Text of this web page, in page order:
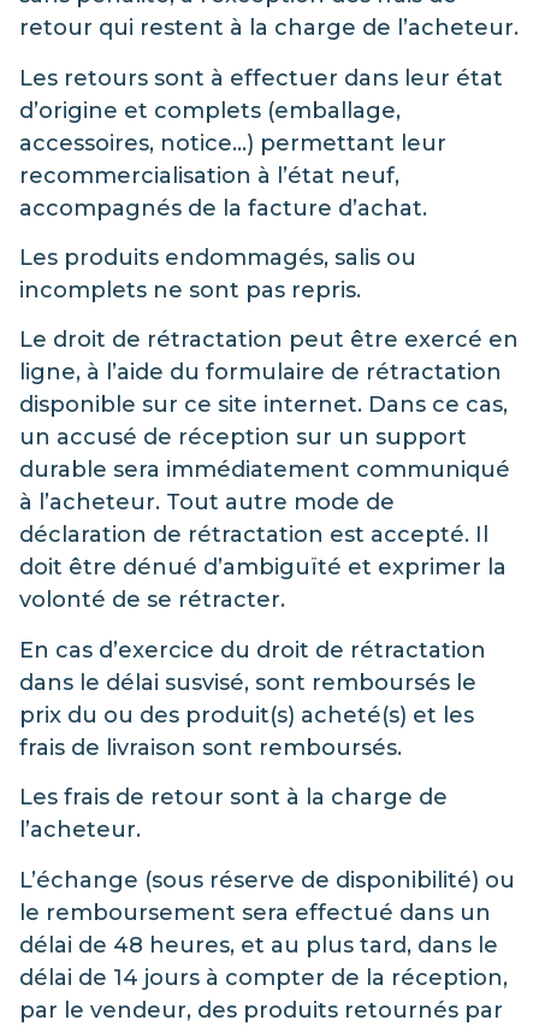
retour qui restent à la charge de l’acheteur.
Les retours sont à effectuer dans leur état
d’origine et complets (emballage,
accessoires, notice…) permettant leur
recommercialisation à l’état neuf,
accompagnés de la facture d’achat.
Les produits endommagés, salis ou
incomplets ne sont pas repris.
Le droit de rétractation peut être exercé en
ligne, à l’aide du formulaire de rétractation
disponible sur ce site internet. Dans ce cas,
un accusé de réception sur un support
durable sera immédiatement communiqué
à l’acheteur. Tout autre mode de
déclaration de rétractation est accepté. Il
doit être dénué d’ambiguïté et exprimer la
volonté de se rétracter.
En cas d’exercice du droit de rétractation
dans le délai susvisé, sont remboursés le
prix du ou des produit(s) acheté(s) et les
frais de livraison sont remboursés.
Les frais de retour sont à la charge de
l’acheteur.
L’échange (sous réserve de disponibilité) ou
le remboursement sera effectué dans un
délai de 48 heures, et au plus tard, dans le
délai de 14 jours à compter de la réception,
par le vendeur, des produits retournés par